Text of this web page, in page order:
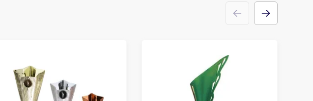
Materiál
Spôsob personalizácie Potlač emblému